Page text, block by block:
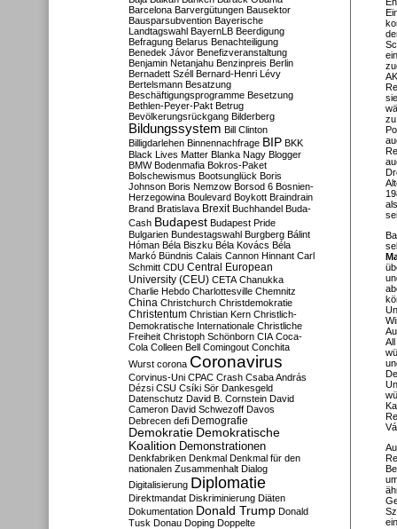
Barcelona Barvergütungen Bausektor
Bausparsubvention Bayerische
Landtagswahl BayernLB Beerdigung
Befragung Belarus Benachteiligung
Benedek Jávor Benefizveranstaltung
Benjamin Netanjahu Benzinpreis Berlin
Bernadett Széll Bernard-Henri Lévy
Bertelsmann Besatzung
Beschäftigungsprogramme Besetzung
Bethlen-Peyer-Pakt Betrug
Bevölkerungsrückgang Bilderberg
Bildungssystem Bill Clinton
Billigdarlehen Binnennachfrage BIP BKK
Black Lives Matter Blanka Nagy Blogger
BMW Bodenmafia Bokros-Paket
Bolschewismus Bootsunglück Boris
Johnson Boris Nemzow Borsod 6 Bosnien-
Herzegowina Boulevard Boykott Braindrain
Brand Bratislava Brexit Buchhandel Buda-
Cash Budapest Budapest Pride
Bulgarien Bundestagswahl Burgberg Bálint
Hóman Béla Biszku Béla Kovács Béla
Markó Bündnis Calais Cannon Hinnant Carl
Schmitt CDU Central European
University (CEU) CETA Chanukka
Charlie Hebdo Charlottesville Chemnitz
China Christchurch Christdemokratie
Christentum Christian Kern Christlich-
Demokratische Internationale Christliche
Freiheit Christoph Schönborn CIA Coca-
Cola Colleen Bell Comingout Conchita
Wurst corona Coronavirus
Corvinus-Uni CPAC Crash Csaba András
Dézsi CSU Csíki Sör Dankesgeld
Datenschutz David B. Cornstein David
Cameron David Schwezoff Davos
Debrecen defi Demografie
Demokratie Demokratische
Koalition Demonstrationen
Denkfabriken Denkmal Denkmal für den
nationalen Zusammenhalt Dialog
Digitalisierung Diplomatie
Direktmandat Diskriminierung Diäten
Dokumentation Donald Trump Donald
Tusk Donau Doping Doppelte